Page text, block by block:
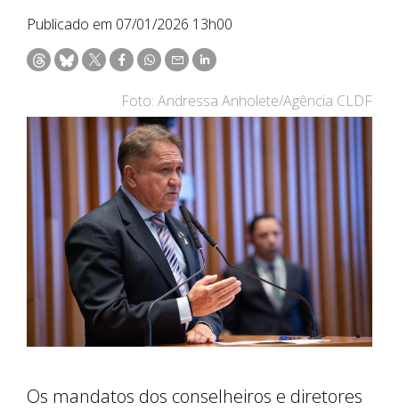
Publicado em 07/01/2026 13h00
Foto: Andressa Anholete/Agência CLDF
Os mandatos dos conselheiros e diretores